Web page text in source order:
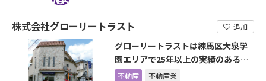
株式会社グローリートラスト 追加
グローリートラストは練馬区大泉学
園エリアで25年以上の実績のある元
気で 明るい不動産屋です
不動産 不動産業